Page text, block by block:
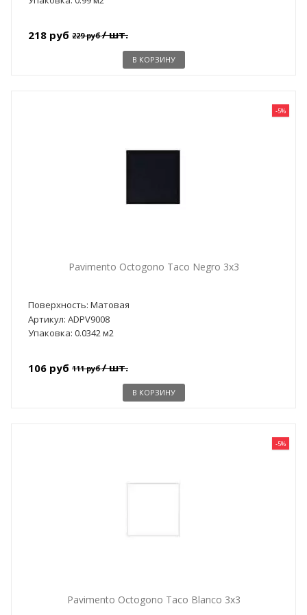
218 руб 229 руб/ шт.
В КОРЗИНУ
-5%
Pavimento Octogono Taco Negro 3x3
Поверхность: Матовая
Артикул: ADPV9008
Упаковка: 0.0342 м2
106 руб 111 руб/ шт.
В КОРЗИНУ
-5%
Pavimento Octogono Taco Blanco 3x3